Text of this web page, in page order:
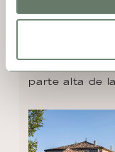
Un punto
estricto de la
parte alta de